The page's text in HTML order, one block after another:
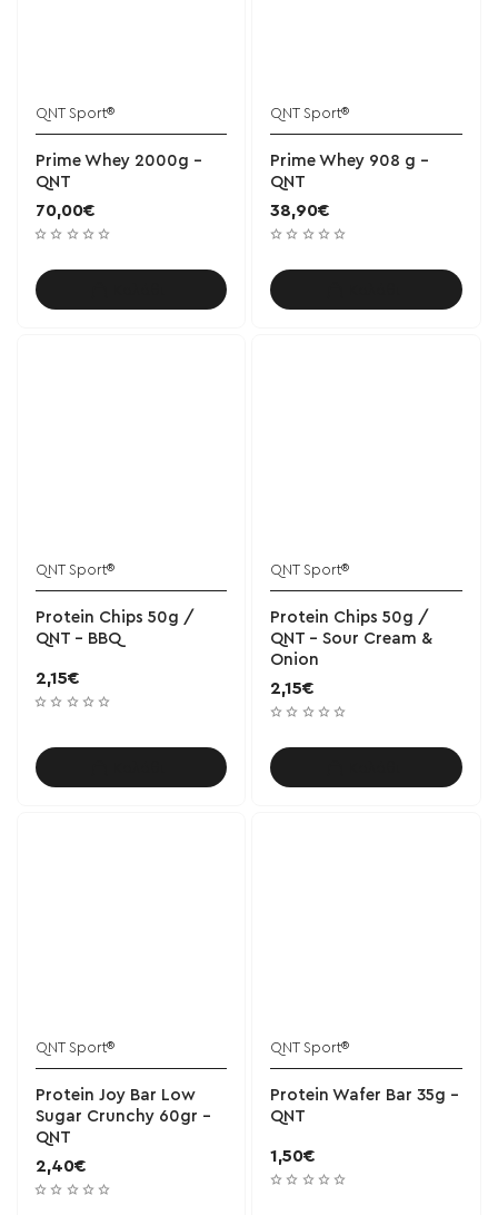
QNT Sport®
Prime Whey 2000g -
QNT
70,00€
QNT Sport®
Prime Whey 908 g -
QNT
38,90€
QNT Sport®
Protein Chips 50g /
QNT - BBQ
2,15€
QNT Sport®
Protein Chips 50g /
QNT - Sour Cream &
Onion
2,15€
QNT Sport®
Protein Joy Bar Low
Sugar Crunchy 60gr -
QNT
2,40€
QNT Sport®
Protein Wafer Bar 35g -
QNT
1,50€